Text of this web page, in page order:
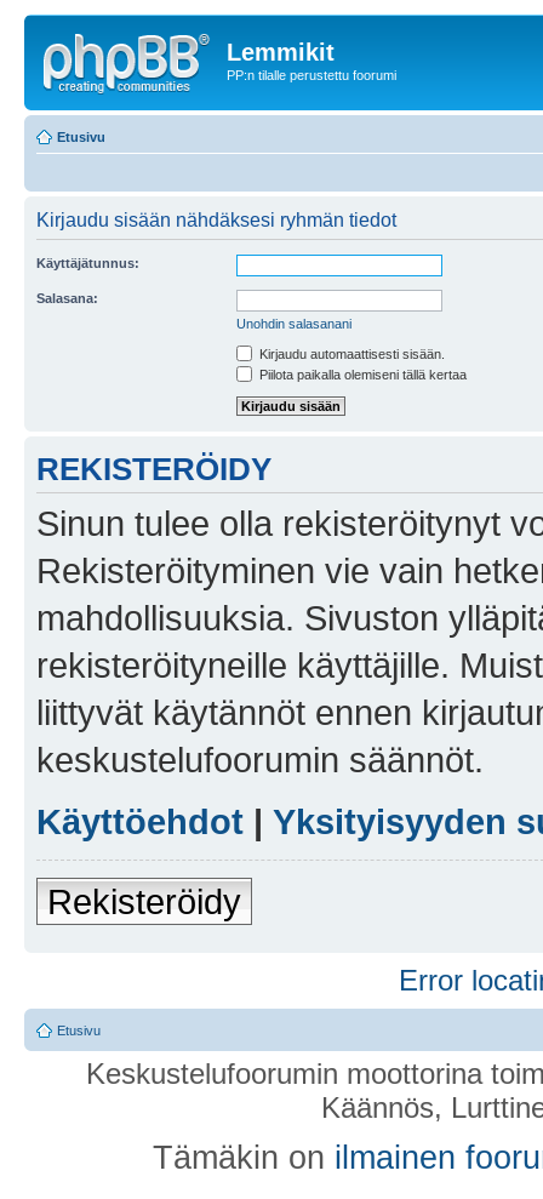
Lemmikit
PP:n tilalle perustettu foorumi
Etusivu
Kirjaudu sisään nähdäksesi ryhmän tiedot
Käyttäjätunnus:
Salasana:
Unohdin salasanani
Kirjaudu automaattisesti sisään.
Piilota paikalla olemiseni tällä kertaa
REKISTERÖIDY
Sinun tulee olla rekisteröitynyt
Rekisteröityminen vie vain
mahdollisuuksia. Sivuston
rekisteröityneille käyttäjille.
liittyvät käytännöt ennen
keskustelufoorumin säännöt.
Käyttöehdot | Yksityisyyden
Rekisteröidy
Error
Etusivu
Keskustelufoorumin moottorina
Käännös,
Tämäkin on ilmainen